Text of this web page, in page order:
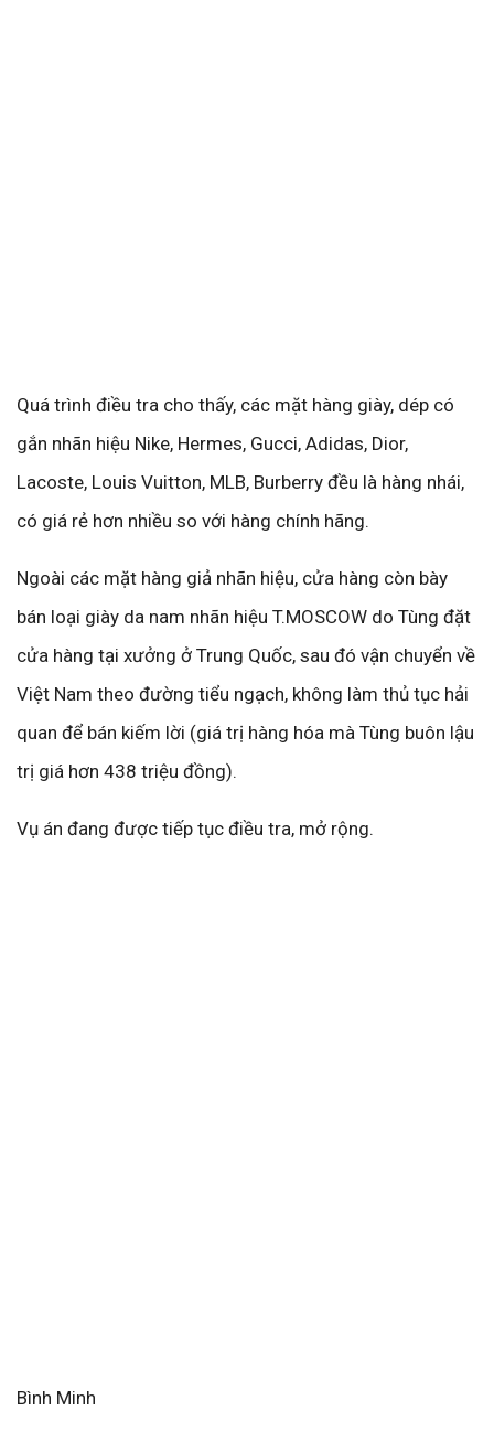
Quá trình điều tra cho thấy, các mặt hàng giày, dép có
gắn nhãn hiệu Nike, Hermes, Gucci, Adidas, Dior,
Lacoste, Louis Vuitton, MLB, Burberry đều là hàng nhái,
có giá rẻ hơn nhiều so với hàng chính hãng.
Ngoài các mặt hàng giả nhãn hiệu, cửa hàng còn bày
bán loại giày da nam nhãn hiệu T.MOSCOW do Tùng đặt
cửa hàng tại xưởng ở Trung Quốc, sau đó vận chuyển về
Việt Nam theo đường tiểu ngạch, không làm thủ tục hải
quan để bán kiếm lời (giá trị hàng hóa mà Tùng buôn lậu
trị giá hơn 438 triệu đồng).
Vụ án đang được tiếp tục điều tra, mở rộng.
Bình Minh